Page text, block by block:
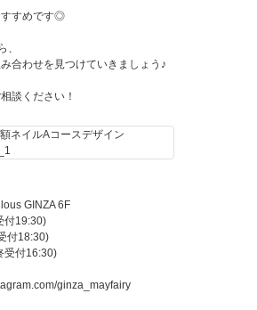
すすめです◎
、
合わせを見つけていきましょう♪
談ください！
GINZA 6F
付19:30)
付18:30)
受付16:30)
ginza_mayfairy